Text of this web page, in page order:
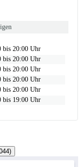
bis 20:00 Uhr
bis 20:00 Uhr
bis 20:00 Uhr
bis 20:00 Uhr
bis 20:00 Uhr
bis 19:00 Uhr